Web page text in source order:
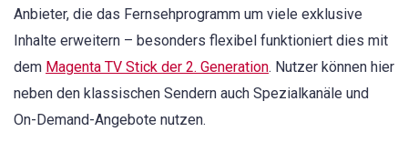
Anbieter, die das Fernsehprogramm um viele exklusive
Inhalte erweitern – besonders flexibel funktioniert dies mit
dem Magenta TV Stick der 2. Generation. Nutzer können hier
neben den klassischen Sendern auch Spezialkanäle und
On-Demand-Angebote nutzen.